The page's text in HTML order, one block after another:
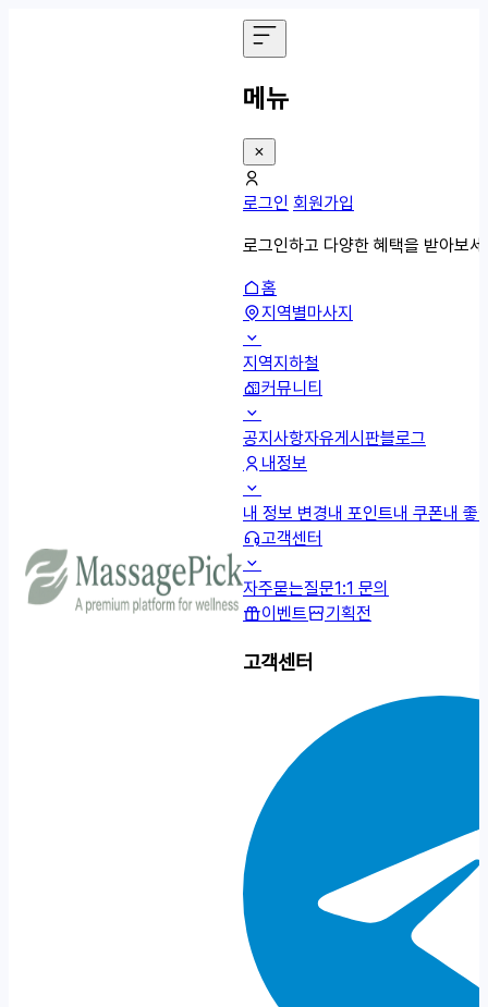
메뉴
로그인 회원가입
로그인하고 다양한 혜택을 받아보
홈
지역별마사지
지역지하철
커뮤니티
공지사항자유게시판블로그
내정보
내 정보 변경내 포인트내 쿠폰내 좋
고객센터
자주묻는질문1:1 문의
이벤트
기획전
고객센터